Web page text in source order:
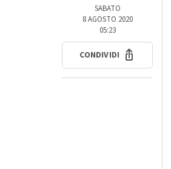
SABATO
8 AGOSTO 2020
05:23
CONDIVIDI